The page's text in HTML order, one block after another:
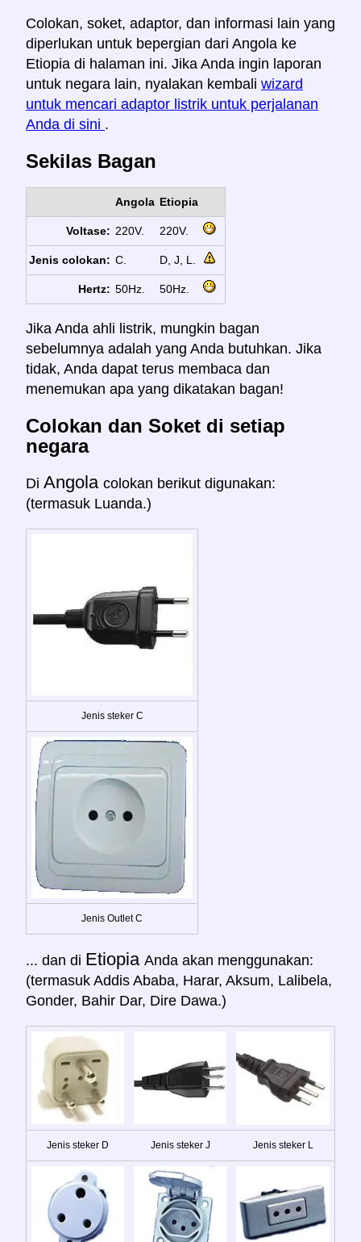
Colokan, soket, adaptor, dan informasi lain yang
diperlukan untuk bepergian dari Angola ke
Etiopia di halaman ini. Jika Anda ingin laporan
untuk negara lain, nyalakan kembali wizard
untuk mencari adaptor listrik untuk perjalanan
Anda di sini .
Sekilas Bagan
Angola Etiopia
Voltase: 220V. 220V.
Jenis colokan: C. D, J, L.
Hertz: 50Hz. 50Hz.
Jika Anda ahli listrik, mungkin bagan
sebelumnya adalah yang Anda butuhkan. Jika
tidak, Anda dapat terus membaca dan
menemukan apa yang dikatakan bagan!
Colokan dan Soket di setiap
negara
Di Angola colokan berikut digunakan:
(termasuk Luanda.)
Jenis steker C
Jenis Outlet C
... dan di Etiopia Anda akan menggunakan:
(termasuk Addis Ababa, Harar, Aksum, Lalibela,
Gonder, Bahir Dar, Dire Dawa.)
Jenis steker D Jenis steker J Jenis steker L